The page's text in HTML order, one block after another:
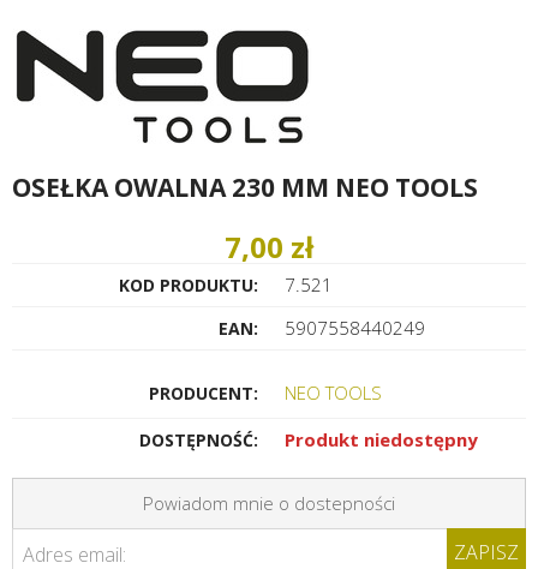
OSEŁKA OWALNA 230 MM NEO TOOLS
7,00 zł
KOD PRODUKTU: 7.521
EAN: 5907558440249
PRODUCENT: NEO TOOLS
DOSTĘPNOŚĆ: Produkt niedostępny
Powiadom mnie o dostepności
Adres email: ZAPISZ